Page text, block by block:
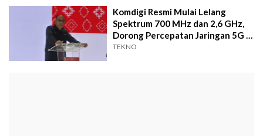
Komdigi Resmi Mulai Lelang
Spektrum 700 MHz dan 2,6 GHz,
Dorong Percepatan Jaringan 5G di
Indonesia
TEKNO